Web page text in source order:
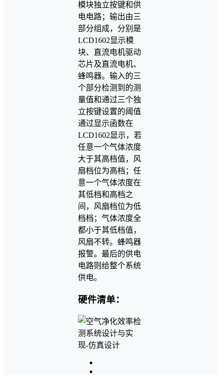
模块独立按键和供
电电路；输出由三
部分组成，分别是
LCD1602显示模
块、直流电机驱动
芯片及直流电机、
蜂鸣器。输入的三
个部分检测到的测
量值和通过三个独
立按键设置的阈值
通过显示函数在
LCD1602显示，若
任意一个气体浓度
大于其高档值，风
扇档位为高档；任
意一个气体浓度在
其低档和高档之
间，风扇档位为低
档档；气体浓度全
都小于其低档值，
风扇不转。蜂鸣器
报警。最后的供电
电路则给整个系统
供电。
硬件清单：